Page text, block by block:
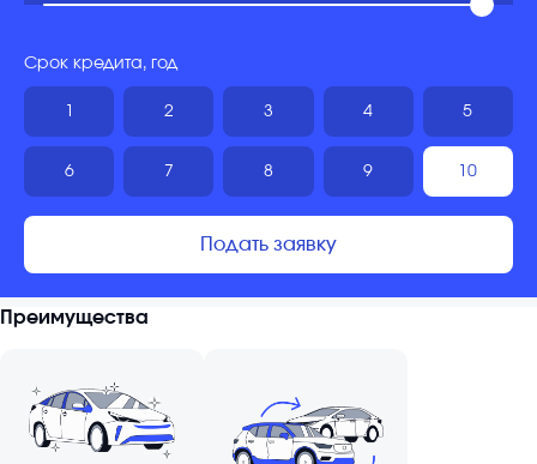
Срок кредита, год
2 3 4 5
6 7 8 9 10
Подать заявку
Преимущества